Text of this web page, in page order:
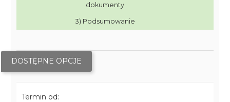
dokumenty
3) Podsumowanie
DOSTĘPNE OPCJE
Termin od: